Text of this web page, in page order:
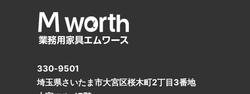
330-9501
埼玉県さいたま市大宮区桜木町2丁目3番地